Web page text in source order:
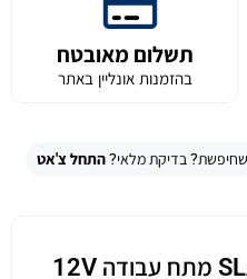
תשלום מאובטח
בהזמנות אונליין באתר
בדיקת מלאי?התחל צ'אט
תיאור מצבר עופרת SLA מתח עבודה 12V